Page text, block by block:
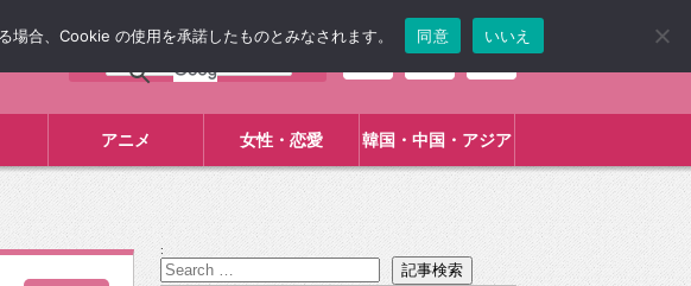
アニメ 女性・恋愛 韓国・中国・アジア
:
合、Cookie の使用を承諾したものとみなされます。 同意 いいえ